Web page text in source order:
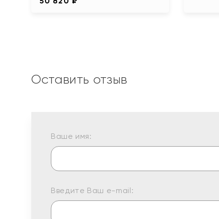
Оставить отзыв
Ваше имя:
Введите Ваш e-mail: